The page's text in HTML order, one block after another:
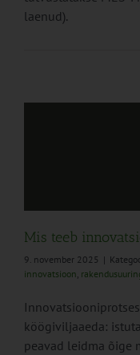
laenud).
Mis teeb
9. november 2025 |
innovatsioon,
köögiviljaaeda:
peavad leidma õige